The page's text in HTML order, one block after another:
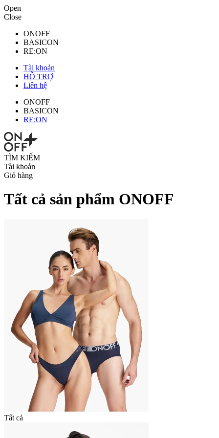
Open
Close
ONOFF
BASICON
RE:ON
Tài khoản
HỖ TRỢ
Liên hệ
ONOFF
BASICON
RE:ON
TÌM KIẾM
Tài khoản
Giỏ hàng
Tất cả sản phẩm ONOFF
Tất cả